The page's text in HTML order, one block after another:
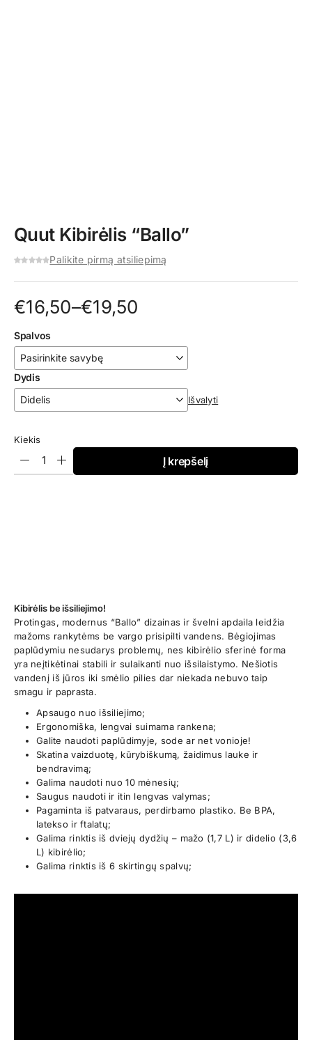
Quut Kibirėlis “Ballo”
Palikite pirmą atsiliepimą
€16,50–€19,50
Price
range:
€16,50
through
€19,50
Spalvos
Dydis
Išvalyti
Kiekis
Į krepšelį
Kibirėlis be išsiliejimo!
Protingas, modernus “Ballo” dizainas ir švelni apdaila leidžia
mažoms rankytėms be vargo prisipilti vandens. Bėgiojimas
paplūdymiu nesudarys problemų, nes kibirėlio sferinė forma
yra neįtikėtinai stabili ir sulaikanti nuo išsilaistymo. Nešiotis
vandenį iš jūros iki smėlio pilies dar niekada nebuvo taip
smagu ir paprasta.
Apsaugo nuo išsiliejimo;
Ergonomiška, lengvai suimama rankena;
Galite naudoti paplūdimyje, sode ar net vonioje!
Skatina vaizduotę, kūrybiškumą, žaidimus lauke ir
bendravimą;
Galima naudoti nuo 10 mėnesių;
Saugus naudoti ir itin lengvas valymas;
Pagaminta iš patvaraus, perdirbamo plastiko. Be BPA,
latekso ir ftalatų;
Galima rinktis iš dviejų dydžių – mažo (1,7 L) ir didelio (3,6
L) kibirėlio;
Galima rinktis iš 6 skirtingų spalvų;